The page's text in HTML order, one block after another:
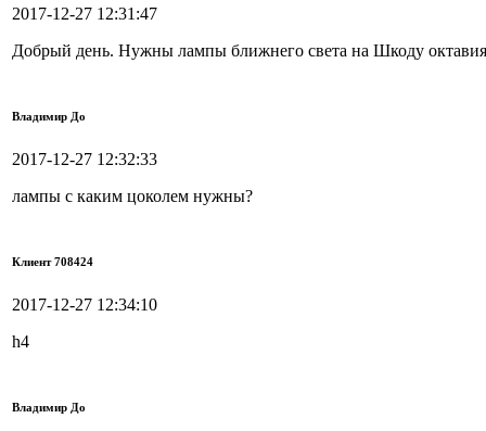
2017-12-27 12:31:47
Добрый день. Нужны лампы ближнего света на Шкоду октавия
Владимир До
2017-12-27 12:32:33
лампы с каким цоколем нужны?
Клиент 708424
2017-12-27 12:34:10
h4
Владимир До